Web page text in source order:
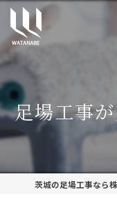
足場工事